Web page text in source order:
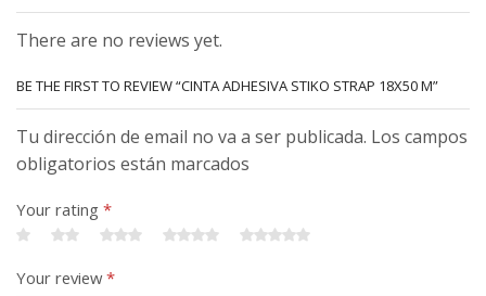
There are no reviews yet.
BE THE FIRST TO REVIEW “CINTA ADHESIVA STIKO STRAP 18X50 M”
Tu dirección de email no va a ser publicada. Los campos
obligatorios están marcados
Your rating *
Your review*